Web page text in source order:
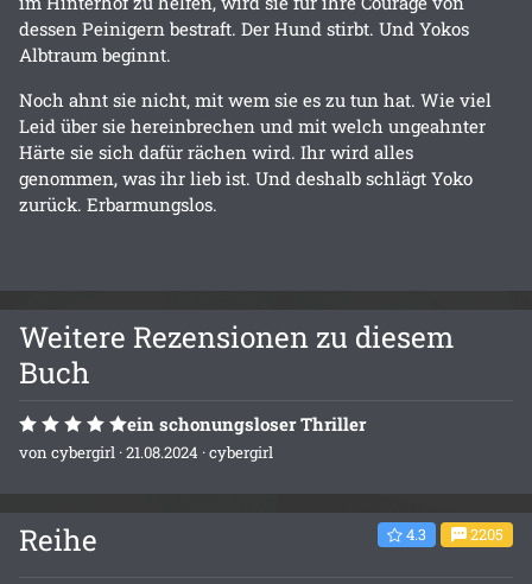
dessen Peinigern bestraft. Der Hund stirbt. Und Yokos
Albtraum beginnt.
Noch ahnt sie nicht, mit wem sie es zu tun hat. Wie viel
Leid über sie hereinbrechen und mit welch ungeahnter
Härte sie sich dafür rächen wird. Ihr wird alles
genommen, was ihr lieb ist. Und deshalb schlägt Yoko
zurück. Erbarmungslos.
Weitere Rezensionen zu diesem
Buch
ein schonungsloser Thriller
voncybergirl · 21.08.2024 ·cybergirl
Reihe 4.3 2205